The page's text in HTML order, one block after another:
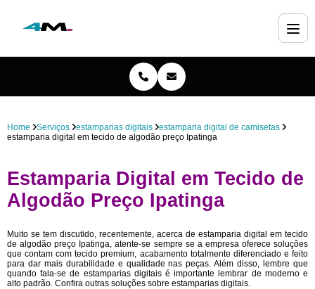
Home Serviços estamparias digitais
estamparia digital de camisetas
estamparia digital em tecido de algodão preço Ipatinga
Estamparia Digital em Tecido de
Algodão Preço Ipatinga
Muito se tem discutido, recentemente, acerca de estamparia digital em tecido
de algodão preço Ipatinga, atente-se sempre se a empresa oferece soluções
que contam com tecido premium, acabamento totalmente diferenciado e feito
para dar mais durabilidade e qualidade nas peças. Além disso, lembre que
quando fala-se de estamparias digitais é importante lembrar de moderno e
alto padrão. Confira outras soluções sobre estamparias digitais.